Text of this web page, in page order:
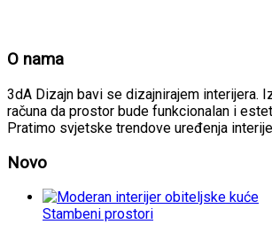
O nama
3dA Dizajn bavi se dizajnirajem interijera.
računa da prostor bude funkcionalan i
Pratimo svjetske trendove uređenja
Novo
Stambeni prostori